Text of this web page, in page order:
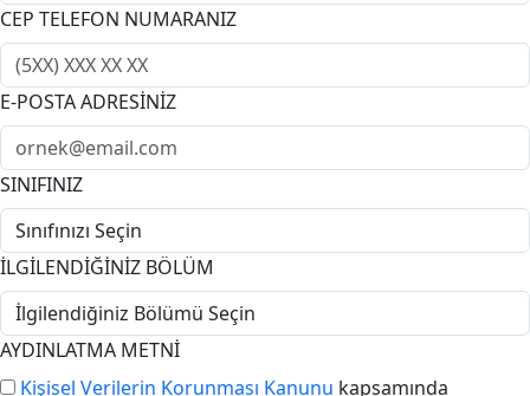
CEP TELEFON NUMARANIZ
E-POSTA ADRESİNİZ
SINIFINIZ
İLGİLENDİĞİNİZ BÖLÜM
AYDINLATMA METNİ
Kişisel Verilerin Korunması Kanunu kapsamında